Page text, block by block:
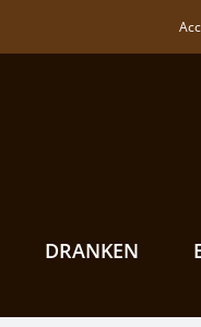
DRANKEN